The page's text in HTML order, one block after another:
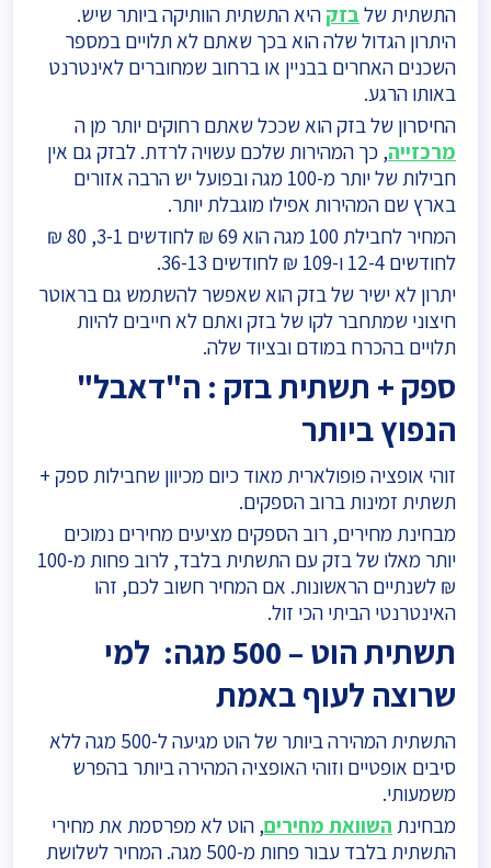
התשתית של בזק היא התשתית הוותיקה ביותר שיש.
היתרון הגדול שלה הוא בכך שאתם לא תלויים במספר
השכנים האחרים בבניין או ברחוב שמחוברים לאינטרנט
באותו הרגע.
החיסרון של בזק הוא שככל שאתם רחוקים יותר מן ה
מרכזייה, כך המהירות שלכם עשויה לרדת. לבזק גם אין
חבילות של יותר מ-100 מגה ובפועל יש הרבה אזורים
בארץ שם המהירות אפילו מוגבלת יותר.
המחיר לחבילת 100 מגה הוא 69 ₪ לחודשים 3-1, 80 ₪
לחודשים 12-4 ו-109 ₪ לחודשים 36-13.
יתרון לא ישיר של בזק הוא שאפשר להשתמש גם בראוטר
חיצוני שמתחבר לקו של בזק ואתם לא חייבים להיות
תלויים בהכרח במודם ובציוד שלה.
ספק + תשתית בזק : ה"דאבל"
הנפוץ ביותר
זוהי אופציה פופולארית מאוד כיום מכיוון שחבילות ספק +
תשתית זמינות ברוב הספקים.
מבחינת מחירים, רוב הספקים מציעים מחירים נמוכים
יותר מאלו של בזק עם התשתית בלבד, לרוב פחות מ-100
₪ לשנתיים הראשונות. אם המחיר חשוב לכם, זהו
האינטרנטי הביתי הכי זול.
תשתית הוט – 500 מגה: למי
שרוצה לעוף באמת
התשתית המהירה ביותר של הוט מגיעה ל-500 מגה ללא
סיבים אופטיים וזוהי האופציה המהירה ביותר בהפרש
משמעותי.
מבחינת השוואת מחירים, הוט לא מפרסמת את מחירי
התשתית בלבד עבור פחות מ-500 מגה. המחיר לשלושת